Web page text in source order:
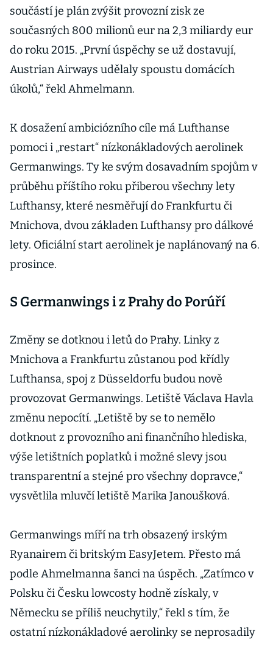
součástí je plán zvýšit provozní zisk ze
současných 800 milionů eur na 2,3 miliardy eur
do roku 2015. „První úspěchy se už dostavují,
Austrian Airways udělaly spoustu domácích
úkolů,“ řekl Ahmelmann.
K dosažení ambiciózního cíle má Lufthanse
pomoci i „restart“ nízkonákladových aerolinek
Germanwings. Ty ke svým dosavadním spojům v
průběhu příštího roku přiberou všechny lety
Lufthansy, které nesměřují do Frankfurtu či
Mnichova, dvou základen Lufthansy pro dálkové
lety. Oficiální start aerolinek je naplánovaný na 6.
prosince.
S Germanwings i z Prahy do Porúří
Změny se dotknou i letů do Prahy. Linky z
Mnichova a Frankfurtu zůstanou pod křídly
Lufthansa, spoj z Düsseldorfu budou nově
provozovat Germanwings. Letiště Václava Havla
změnu nepocítí. „Letiště by se to nemělo
dotknout z provozního ani finančního hlediska,
výše letištních poplatků i možné slevy jsou
transparentní a stejné pro všechny dopravce,“
vysvětlila mluvčí letiště Marika Janoušková.
Germanwings míří na trh obsazený irským
Ryanairem či britským EasyJetem. Přesto má
podle Ahmelmanna šanci na úspěch. „Zatímco v
Polsku či Česku lowcosty hodně získaly, v
Německu se příliš neuchytily,“ řekl s tím, že
ostatní nízkonákladové aerolinky se neprosadily